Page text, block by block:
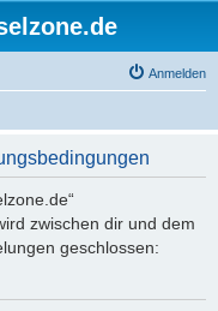
Anmelden
zwischen dir und dem
geschlossen: